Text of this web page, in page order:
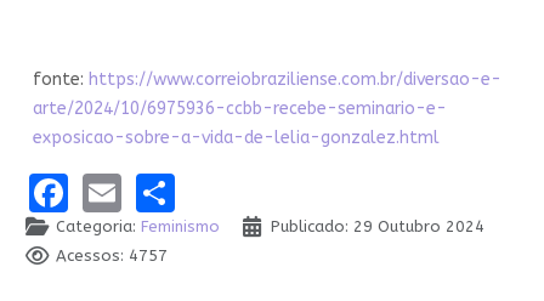
fonte: https://www.correiobraziliense.com.br/diversao-e-
arte/2024/10/6975936-ccbb-recebe-seminario-e-
exposicao-sobre-a-vida-de-lelia-gonzalez.html
Facebook
EmailShare
Categoria: Feminismo
Publicado: 29 Outubro 2024
Acessos: 4757